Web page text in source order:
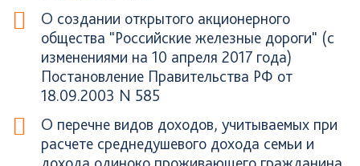
О создании открытого акционерного
общества "Российские железные дороги" (с
изменениями на 10 апреля 2017 года)
Постановление Правительства РФ от
18.09.2003 N 585
О перечне видов доходов, учитываемых при
расчете среднедушевого дохода семьи и